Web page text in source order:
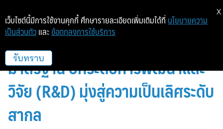
COCOCO ตอกย้ำคุณภาพ
มาตรฐาน ยกระดับการพัฒนาและ
วิจัย (R&D) มุ่งสู่ความเป็นเลิศระดับ
สากล
เว็บไซต์นี้มีการใช้งานคุกกี้ ศึกษารายละเอียดเพิ่มเติมได้ที่ นโยบายความ
เป็นส่วนตัว และ ข้อตกลงการใช้บริการ
รับทราบ
X